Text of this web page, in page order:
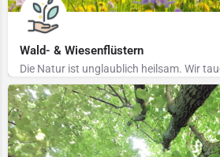
Wald- & Wiesenflüstern